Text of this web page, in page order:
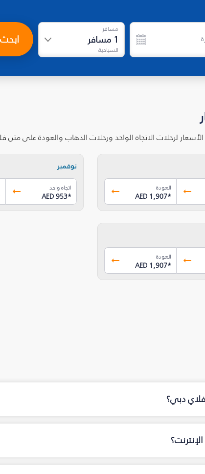
مسافر
1 مسافر
السياحية
لرحلات الاتجاه الواحد ورحلات الذهاب والعودة على متن
العودة
AED 1,907*
نوفمبر
اتجاه واحد
AED 953*
العودة
AED 1,907*
دبي؟